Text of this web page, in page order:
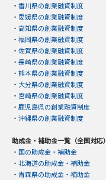
・ 香川県の創業融資制度
・ 愛媛県の創業融資制度
・ 高知県の創業融資制度
・ 福岡県の創業融資制度
・ 佐賀県の創業融資制度
・ 長崎県の創業融資制度
・ 熊本県の創業融資制度
・ 大分県の創業融資制度
・ 宮崎県の創業融資制度
・ 鹿児島県の創業融資制度
・ 沖縄県の創業融資制度
助成金・補助金一覧（全国対応）
・ 国の助成金・補助金
・ 北海道の助成金・補助金
・ 青森県の助成金・補助金